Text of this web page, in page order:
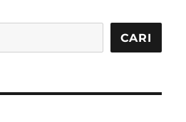
CARI